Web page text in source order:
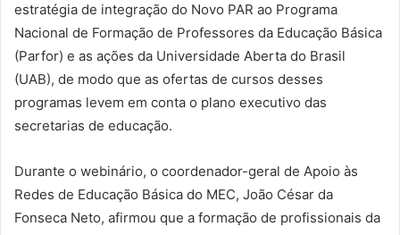
estratégia de integração do Novo PAR ao Programa
Nacional de Formação de Professores da Educação Básica
(Parfor) e as ações da Universidade Aberta do Brasil
(UAB), de modo que as ofertas de cursos desses
programas levem em conta o plano executivo das
secretarias de educação.
Durante o webinário, o coordenador-geral de Apoio às
Redes de Educação Básica do MEC, João César da
Fonseca Neto, afirmou que a formação de profissionais da